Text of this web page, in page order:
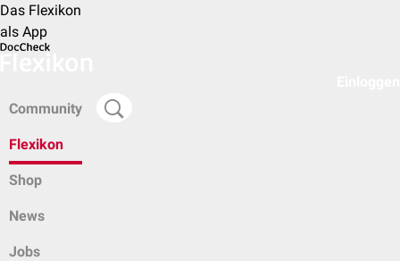
Das Flexikon
als App
Community
Flexikon
Shop
News
Jobs